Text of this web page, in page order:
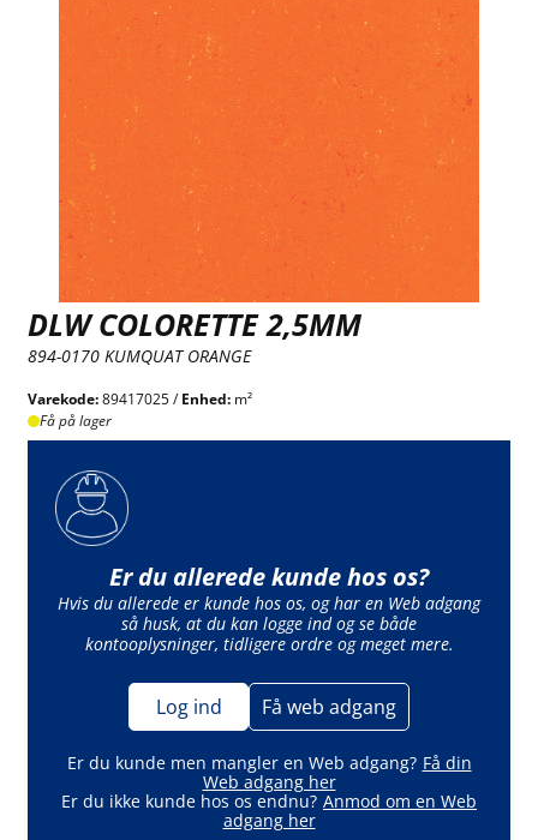
DLW COLORETTE 2,5MM
894-0170 KUMQUAT ORANGE
Varekode:89417025 /Enhed: m²
Få på lager
Er du allerede kunde hos os?
Hvis du allerede er kunde hos os, og har en Web adgang
så husk, at du kan logge ind og se både
kontooplysninger, tidligere ordre og meget mere.
Log ind Få web adgang
Er du kunde men mangler en Web adgang? Få din
Web adgang her
Er du ikke kunde hos os endnu? Anmod om en Web
adgang her